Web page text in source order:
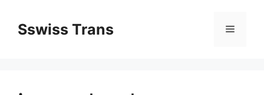
treściSswiss Trans Menu